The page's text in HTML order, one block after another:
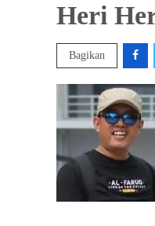
Heri
Bagikan